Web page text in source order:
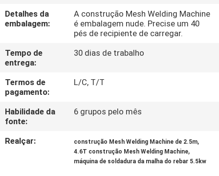
EXCURSÃO
DA
FÁBRICA
CONTROLE
DA
QUALIDADE
CONTACTE-
Detalhes da
embalagem:
A construção Mesh Welding Machine
é embalagem nude. Precise um 40
pés de recipiente de carregar.
Tempo de
entrega:
30 dias de trabalho
Termos de
pagamento:
L/C, T/T
Habilidade da
fonte:
6 grupos pelo mês
Realçar: construção Mesh Welding Machine de 2.5m,
4.6T construção Mesh Welding Machine,
máquina de soldadura da malha do rebar 5.5kw